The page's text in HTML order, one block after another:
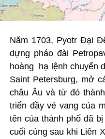
Năm 1703, Pyotr Đại
dựng pháo đài
hoàng hạ lệnh chuyển
Saint Petersburg, mở
châu Âu và từ đó
triển đầy vẻ vang của
tên của thành phố đã
cuối cùng sau khi Liên